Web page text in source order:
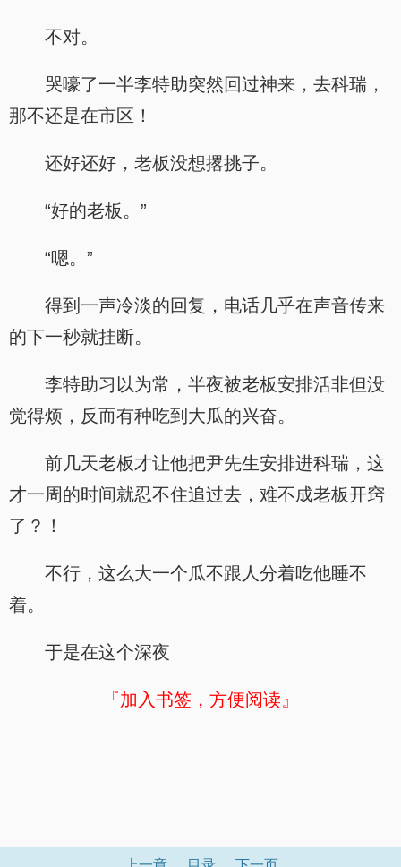
不对。
哭嚎了一半李特助突然回过神来，去科瑞，
那不还是在市区！
还好还好，老板没想撂挑子。
“好的老板。”
“嗯。”
得到一声冷淡的回复，电话几乎在声音传来
的下一秒就挂断。
李特助习以为常，半夜被老板安排活非但没
觉得烦，反而有种吃到大瓜的兴奋。
前几天老板才让他把尹先生安排进科瑞，这
才一周的时间就忍不住追过去，难不成老板开窍
了？！
不行，这么大一个瓜不跟人分着吃他睡不
着。
于是在这个深夜
『加入书签，方便阅读』